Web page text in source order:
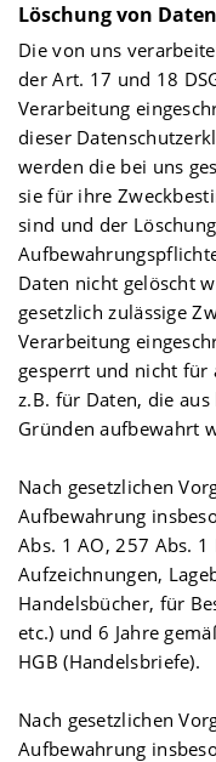
Löschung von Daten
Die von uns
der Art. 17 und 18
Verarbeitung
dieser
werden die bei uns
sie für ihre
sind und der
Daten nicht gelöscht
gesetzlich zulässige
Verarbeitung
gesperrt und nicht für
z.B. für Daten, die
Gründen aufbewahrt
Nach gesetzlichen
Aufbewahrung
Abs. 1 AO, 257 Abs.
Aufzeichnungen,
Handelsbücher, für
etc.) und 6 Jahre
HGB (Handelsbriefe).
Nach gesetzlichen
Aufbewahrung